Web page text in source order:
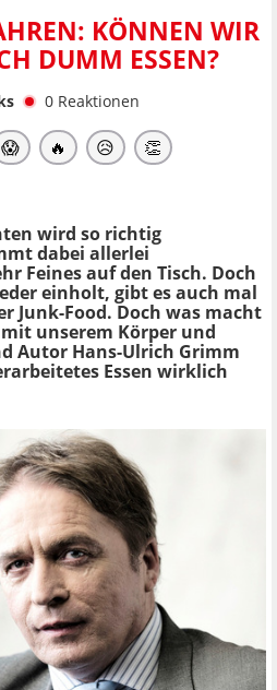
KÖNNEN WIR
DUMM ESSEN?
0 Reaktionen
😱 🔥 😥 👏
wird so richtig
dabei allerlei
Feines auf den Tisch. Doch
einholt, gibt es auch mal
Junk-Food. Doch was macht
unserem Körper und
Autor Hans-Ulrich Grimm
Essen wirklich